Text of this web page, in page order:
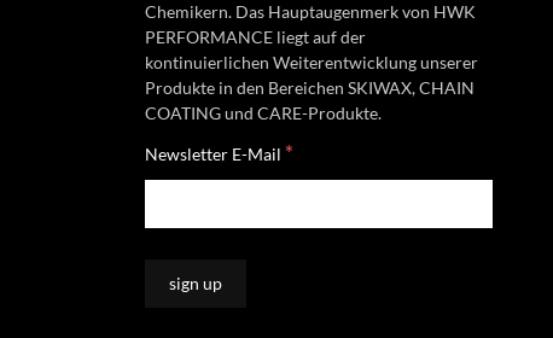
Chemikern. Das Hauptaugenmerk von HWK
PERFORMANCE liegt auf der
kontinuierlichen Weiterentwicklung unserer
Produkte in den Bereichen SKIWAX, CHAIN
COATING und CARE-Produkte.
Newsletter E-Mail *